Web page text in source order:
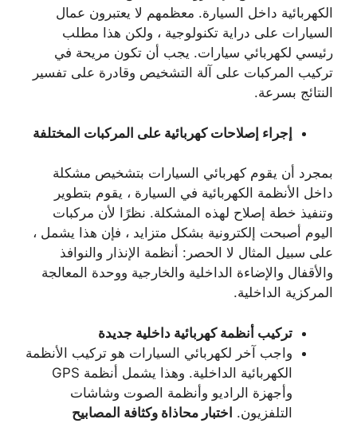
الكهربائية داخل السيارة. معظمهم لا يعتبرون عمال
السيارات على دراية تكنولوجية ، ولكن هذا مطلب
رئيسي لكهربائي سيارات. يجب أن تكون مريحة في
تركيب المركبات على آلة التشخيص وقادرة على تفسير
النتائج بسرعة.
إجراء إصلاحات كهربائية على المركبات المختلفة
بمجرد أن يقوم كهربائي السيارات بتشخيص مشكلة
داخل الأنظمة الكهربائية في السيارة ، يقوم بتطوير
وتنفيذ خطة إصلاح لهذه المشكلة. نظرًا لأن مركبات
اليوم أصبحت إلكترونية بشكل متزايد ، فإن هذا يشمل ،
على سبيل المثال لا الحصر: أنظمة الإنذار والنوافذ
والأقفال والإضاءة الداخلية والخارجية ووحدة المعالجة
المركزية الداخلية.
تركيب أنظمة كهربائية داخلية جديدة
واجب آخر لكهربائي السيارات هو تركيب الأنظمة
الكهربائية الداخلية. وهذا يشمل أنظمة GPS
وأجهزة الراديو وأنظمة الصوت وشاشات
التلفزيون. اختبار محاذاة وكثافة المصابيح